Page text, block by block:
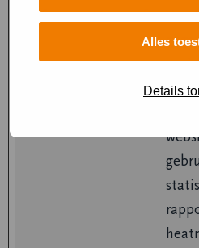
Alles
Details
c.gif Microsoft